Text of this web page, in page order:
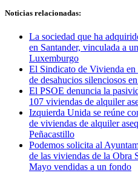
Noticias relacionadas:
La sociedad que ha
en Santander, vinculada a
Luxemburgo
El Sindicato de Vivienda en
de desahucios silenciosos
El PSOE denuncia la
107 viviendas de alquiler
Izquierda Unida se reúne
de viviendas de alquiler
Peñacastillo
Podemos solicita al
de las viviendas de la Obra
Mayo vendidas a un fondo